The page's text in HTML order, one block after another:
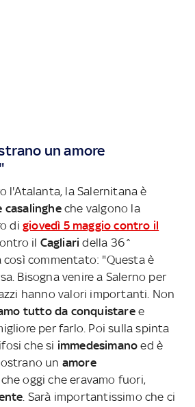
un amore
l'Atalanta, la Salernitana è
casalingheche valgono la
di giovedì 5 maggio contro il
il Cagliari della 36^
così commentato: "Questa è
Bisogna venire a Salerno per
hanno valori importanti. Non
tutto da conquistaree
per farlo. Poi sulla spinta
che si immedesimano ed è
un amore
oggi che eravamo fuori,
. Sarà importantissimo che ci